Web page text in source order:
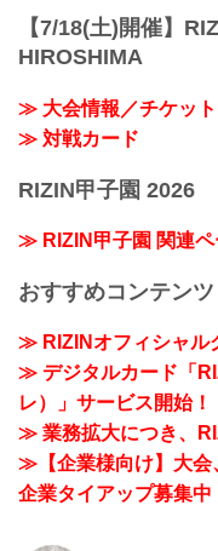
【7/18(土)開催】
HIROSHIMA
≫ 大会情報／チケット
≫ 対戦カード
RIZIN甲子園 2026
≫ RIZIN甲子園 関連ペ
おすすめコンテンツ
≫ RIZINオフィシャル
≫ デジタルカード「
レ）」サービス開始！
≫ 業務拡大につき、
≫【企業様向け】大会
企業タイアップ募集中